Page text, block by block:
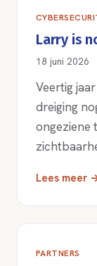
Larry is
18 juni 2026
Veertig
dreiging
ongeziene
Lees meer
PARTNERS